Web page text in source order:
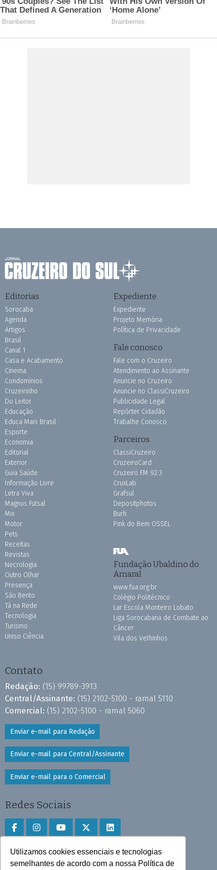
Utilizamos cookies essenciais e tecnologias
semelhantes de acordo com a nossa Política de
Editorias
Sorocaba
Agenda
Artigos
Brasil
Canal 1
Casa e Acabamento
Cinema
Condomínios
Cruzeirinho
Do Leitor
Educação
Educa Mais Brasil
Esporte
Economia
Editorial
Exterior
Guia Saúde
Informação Livre
Letra Viva
Magnus Futsal
Mix
Motor
Pets
Receitas
Revistas
Necrologia
Outro Olhar
Presença
São Bento
Tá na Rede
Tecnologia
Turismo
Uniso Ciência
Expediente
Expediente
Projeto Memória
Política de Privacidade
Fale conosco
Fale com o Cruzeiro
Atendimento ao Assinante
Anuncie no Cruzeiro
Anuncie no ClassiCruzeiro
Publicidade Legal
Repórter Cidadão
Trabalhe Conosco
Parceiros
ClassiCruzeiro
CruzeiroCard
Cruzeiro FM 92.3
CruxLab
Grafsul
Depositphotos
Burh
Pink do Bem OSSEL
Fundação Ubaldino do
Amaral
www.fua.org.br
Colégio Politécnico
Lar Escola Monteiro Lobato
Liga Sorocabana de Combate ao
Câncer
Vila dos Velhinhos
Contato
Redação: (15) 99789-3913
Central/Assinante: (15) 2102-5100 - ramal 5110
Comercial: (15) 2102-5100 - ramal 5060
Enviar e-mail para Redação
Enviar e-mail para Central/Assinante
Enviar e-mail para o Comercial
Redes Sociais
Faça download do aplicativo